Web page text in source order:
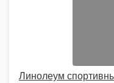
Линолеум